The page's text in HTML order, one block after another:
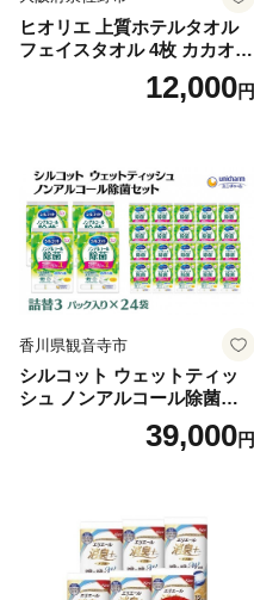
ヒオリエ 上質ホテルタオル
フェイスタオル 4枚 カカオ
【タオル 泉州タオル 吸水 普
段使い 無地 シンプル 日用品
12,000円
香川県観音寺市
シルコット ウェットティッ
シュ ノンアルコール除菌詰
替（43枚×3P）×24袋 日用品
おもちゃ 拭き取り 手拭き 外
39,000円